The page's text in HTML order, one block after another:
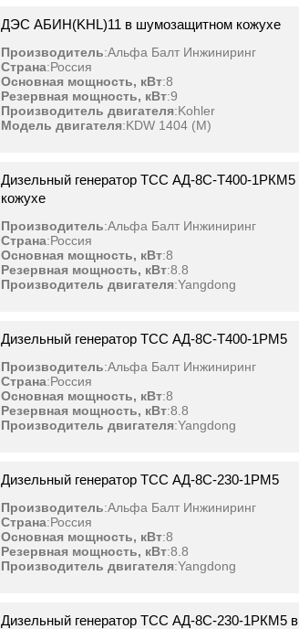
ДЭС АБИН(KHL)11 в шумозащитном кожухе
Производитель:Альфа Балт Инжиниринг
Страна:Россия
Основная мощность, кВт:8
Резервная мощность, кВт:9
Производитель двигателя:Kohler
Модель двигателя:KDW 1404 (M)
Дизельный генератор ТСС АД-8С-Т400-
кожухе
Производитель:Альфа Балт Инжиниринг
Страна:Россия
Основная мощность, кВт:8
Резервная мощность, кВт:8.8
Производитель двигателя:Yangdong
Дизельный генератор ТСС АД-8С-T400-1РМ5
Производитель:Альфа Балт Инжиниринг
Страна:Россия
Основная мощность, кВт:8
Резервная мощность, кВт:8.8
Производитель двигателя:Yangdong
Дизельный генератор ТСС АД-8С-230-1РМ5
Производитель:Альфа Балт Инжиниринг
Страна:Россия
Основная мощность, кВт:8
Резервная мощность, кВт:8.8
Производитель двигателя:Yangdong
Дизельный генератор ТСС АД-8С-230-1РКМ5